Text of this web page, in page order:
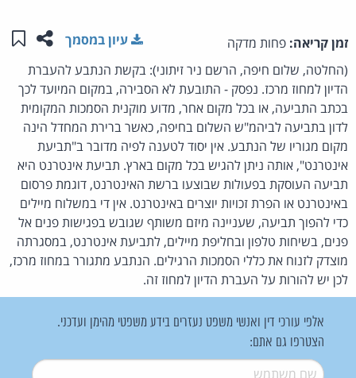
זמן קריאה: פחות מדקה שתפו
עיון במסמך
(החלטה, שלום חיפה, הרשם ניר זיתוני): בקשת הנתבע להעברת
הדיון למחוז מרכז. נפסק - התובעת לא הסבירה, במקום המיועד לכך
בכתב התביעה, או בכל מקום אחר, מדוע מוקנית הסמכות המקומית
לדון בתביעה לביהמ"ש השלום בחיפה, כאשר ברירת המחדל הינה
מקום מגוריו של הנתבע. אין יסוד לטענה לפיה מדובר ב"תביעת
אינטרנט", אותה ניתן להגיש בכל מקום בארץ. תביעת אינטרנט היא
תביעה העוסקת בפעולות שבוצעו ברשת האינטרנט, דוגמת פרסום
באינטרנט או הפרת זכויות יוצרים באינטרנט. אין די במשלוח מיילים
כדי להפוך תביעה, שעניינה מיזם משותף שגובש בפגישות פנים אל
פנים, בשיחות טלפון ובחליפת מיילים, לתביעת אינטרנט, במסגרתה
מוצדק לזנוח את כללי הסמכות הרגילים. הנתבע מתגורר במחוז מרכז,
לכן יש להורות על העברת הדיון למחוז זה.
אלפי עורכי דין ואנשי משפט נעזרים בידע משפטי מהימן ועדכני.
הצטרפו גם אתם:
שם משתמש*